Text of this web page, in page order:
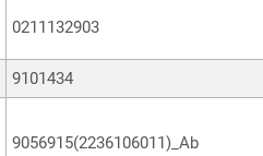
0211132903
9101434
9056915(2236106011)_Ab